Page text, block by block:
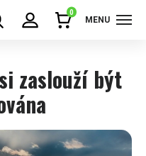
0
MENU
zaslouží být